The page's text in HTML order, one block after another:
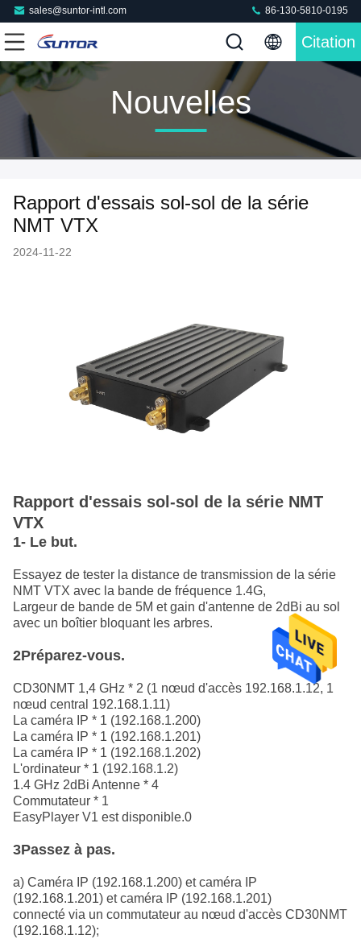
sales@suntor-intl.com 86-130-5810-0195
Citation
Nouvelles
Rapport d'essais sol-sol de la série
NMT VTX
2024-11-22
Rapport d'essais sol-sol de la série NMT
VTX
1- Le but.
Essayez de tester la distance de transmission de la série
NMT VTX avec la bande de fréquence 1.4G,
Largeur de bande de 5M et gain d'antenne de 2dBi au sol
avec un boîtier bloquant les arbres.
2Préparez-vous.
CD30NMT 1,4 GHz * 2 (1 nœud d'accès 192.168.1.12, 1
nœud central 192.168.1.11)
La caméra IP * 1 (192.168.1.200)
La caméra IP * 1 (192.168.1.201)
La caméra IP * 1 (192.168.1.202)
L'ordinateur * 1 (192.168.1.2)
1.4 GHz 2dBi Antenne * 4
Commutateur * 1
EasyPlayer V1 est disponible.0
3Passez à pas.
a) Caméra IP (192.168.1.200) et caméra IP
(192.168.1.201) et caméra IP (192.168.1.201)
connecté via un commutateur au nœud d'accès CD30NMT
(192.168.1.12);